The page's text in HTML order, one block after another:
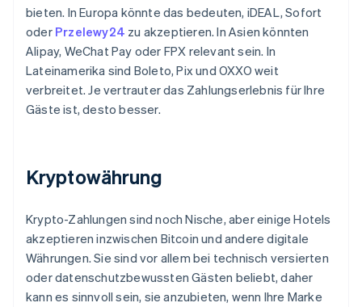
bieten. In Europa könnte das bedeuten, iDEAL, Sofort
oder Przelewy24 zu akzeptieren. In Asien könnten
Alipay, WeChat Pay oder FPX relevant sein. In
Lateinamerika sind Boleto, Pix und OXXO weit
verbreitet. Je vertrauter das Zahlungserlebnis für Ihre
Gäste ist, desto besser.
Kryptowährung
Krypto-Zahlungen sind noch Nische, aber einige Hotels
akzeptieren inzwischen Bitcoin und andere digitale
Währungen. Sie sind vor allem bei technisch versierten
oder datenschutzbewussten Gästen beliebt, daher
kann es sinnvoll sein, sie anzubieten, wenn Ihre Marke